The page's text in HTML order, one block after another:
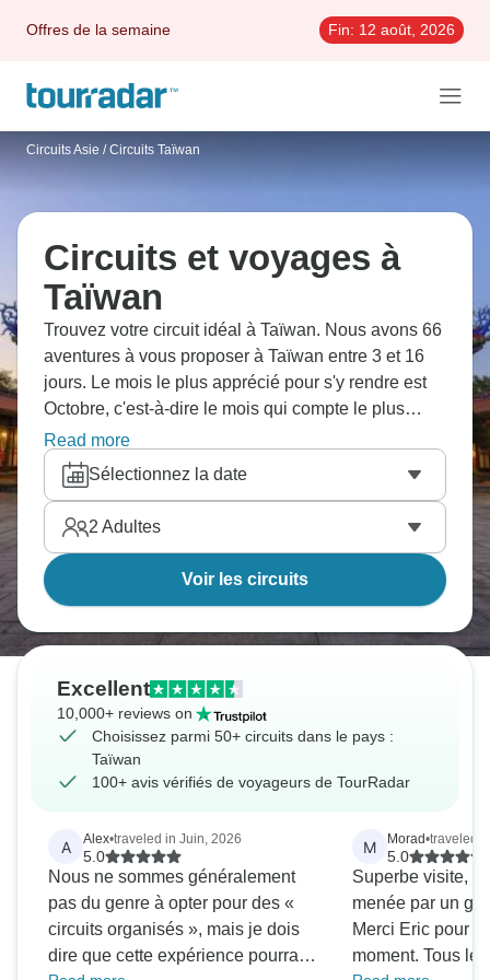
Offres de la semaine Fin: 12 août, 2026
Circuits Asie / Circuits Taïwan
Circuits et voyages à
Taïwan
Trouvez votre circuit idéal à Taïwan. Nous avons 66
aventures à vous proposer à Taïwan entre 3 et 16
jours. Le mois le plus apprécié pour s'y rendre est
Octobre, c'est-à-dire le mois qui compte le plus
grand nombre de départs.
Read more
Sélectionnez la date
2 Adultes
Voir les circuits
Excellent
10,000+ reviews on
Choisissez parmi 50+ circuits dans le pays :
Taïwan
100+ avis vérifiés de voyageurs de TourRadar
A Alex•traveled in Juin, 2026
5.0
Nous ne sommes généralement
pas du genre à opter pour des «
circuits organisés », mais je dois
dire que cette expérience pourrait
M Morad•traveled
5.0
Superbe visite,
menée par un
Merci Eric pour
moment. Tous